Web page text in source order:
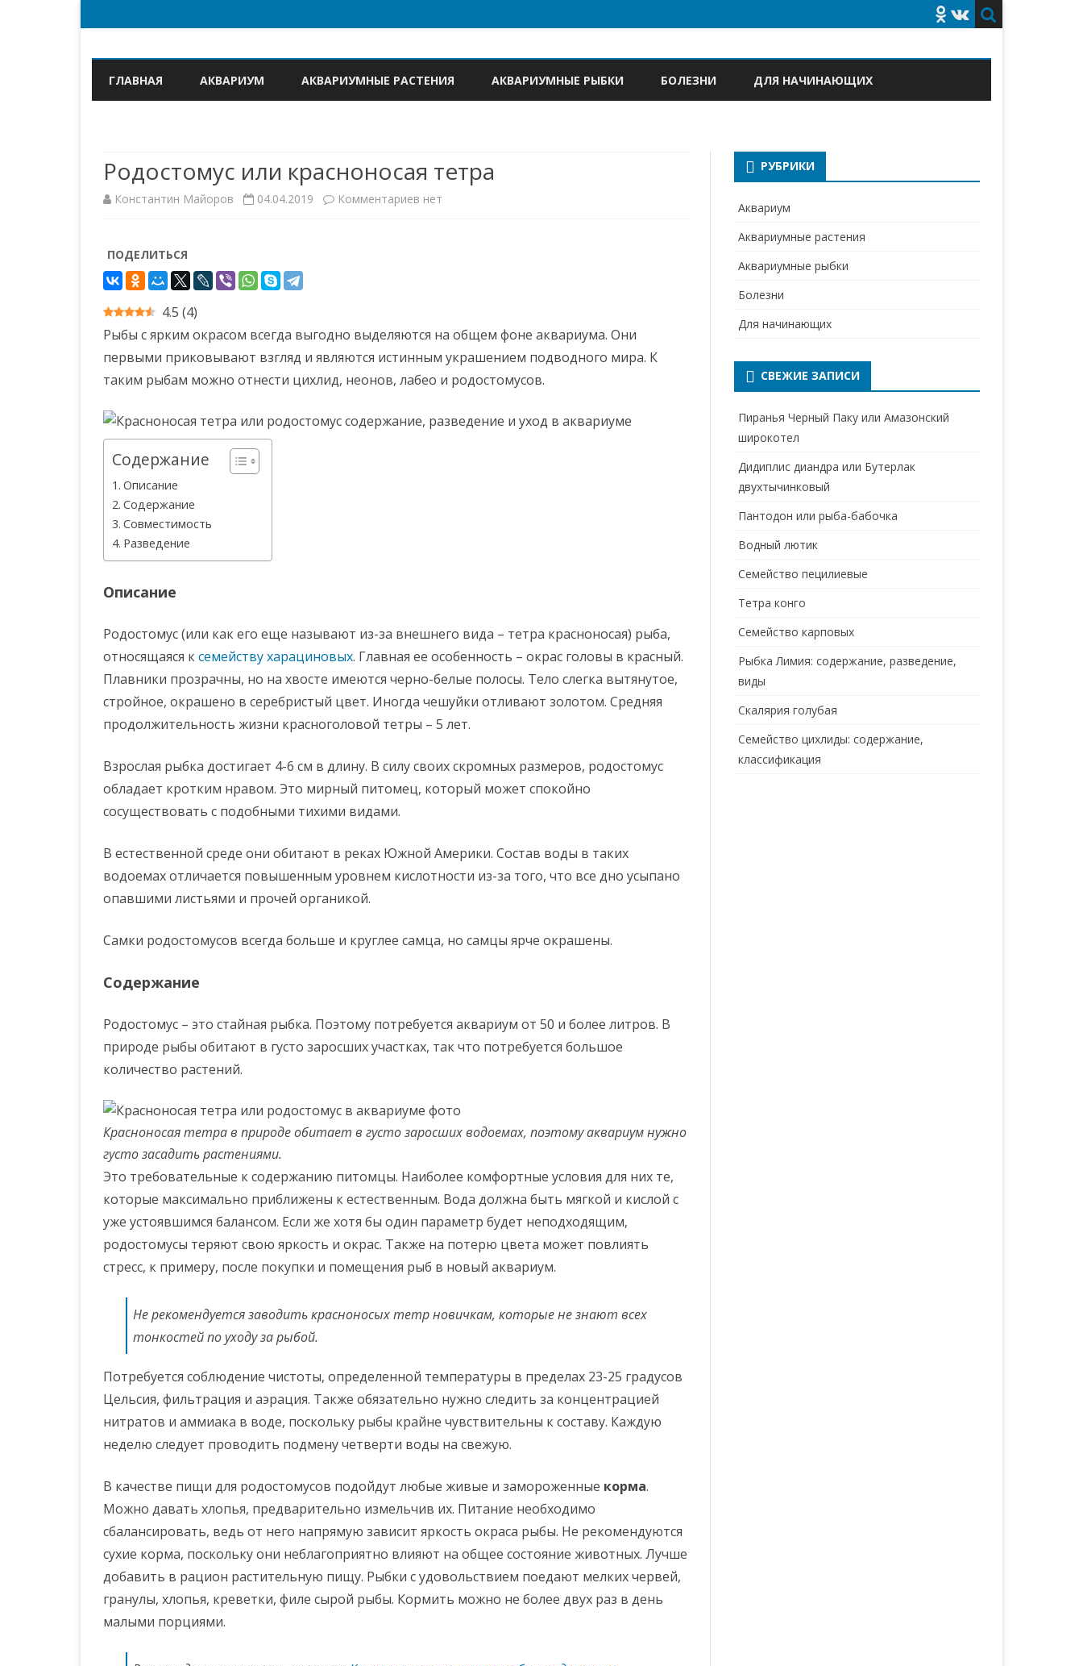
to
ГЛАВНАЯ АКВАРИУМ АКВАРИУМНЫЕ РАСТЕНИЯ АКВАРИУМНЫЕ РЫБКИ БОЛЕЗНИ ДЛЯ НАЧИНАЮЩИХ
Родостомус или красноносая тетра
Константин Майоров 04.04.2019 Комментариев к
тетра
нет
ПОДЕЛИТЬСЯ
4.5 (4)
Рыбы с ярким окрасом всегда выгодно выделяются на общем фоне аквариума. Они
первыми приковывают взгляд и являются истинным украшением подводного мира. К
таким рыбам можно отнести цихлид, неонов, лабео и родостомусов.
Содержание
Описание
Содержание
Совместимость
Разведение
Описание
Родостомус (или как его еще называют из-за внешнего вида – тетра красноносая) рыба,
относящаяся ксемейству харациновых. Главная ее особенность – окрас головы в красный.
Плавники прозрачны, но на хвосте имеются черно-белые полосы. Тело слегка вытянутое,
стройное, окрашено в серебристый цвет. Иногда чешуйки отливают золотом. Средняя
продолжительность жизни красноголовой тетры – 5 лет.
Взрослая рыбка достигает 4-6 см в длину. В силу своих скромных размеров, родостомус
обладает кротким нравом. Это мирный питомец, который может спокойно
сосуществовать с подобными тихими видами.
В естественной среде они обитают в реках Южной Америки. Состав воды в таких
водоемах отличается повышенным уровнем кислотности из-за того, что все дно усыпано
опавшими листьями и прочей органикой.
Самки родостомусов всегда больше и круглее самца, но самцы ярче окрашены.
Содержание
Родостомус – это стайная рыбка. Поэтому потребуется аквариум от 50 и более литров. В
природе рыбы обитают в густо заросших участках, так что потребуется большое
количество растений.
Красноносая тетра в природе обитает в густо заросших водоемах, поэтому аквариум нужно
густо засадить растениями.
Это требовательные к содержанию питомцы. Наиболее комфортные условия для них те,
которые максимально приближены к естественным. Вода должна быть мягкой и кислой с
уже устоявшимся балансом. Если же хотя бы один параметр будет неподходящим,
родостомусы теряют свою яркость и окрас. Также на потерю цвета может повлиять
стресс, к примеру, после покупки и помещения рыб в новый аквариум.
Не рекомендуется заводить красноносых тетр новичкам, которые не знают всех
тонкостей по уходу за рыбой.
Потребуется соблюдение чистоты, определенной температуры в пределах 23-25 градусов
Цельсия, фильтрация и аэрация. Также обязательно нужно следить за концентрацией
нитратов и аммиака в воде, поскольку рыбы крайне чувствительны к составу. Каждую
неделю следует проводить подмену четверти воды на свежую.
В качестве пищи для родостомусов подойдут любые живые и замороженные корма.
Можно давать хлопья, предварительно измельчив их. Питание необходимо
сбалансировать, ведь от него напрямую зависит яркость окраса рыбы. Не рекомендуются
сухие корма, поскольку они неблагоприятно влияют на общее состояние животных. Лучше
добавить в рацион растительную пищу. Рыбки с удовольствием поедают мелких червей,
гранулы, хлопья, креветки, филе сырой рыбы. Кормить можно не более двух раз в день
малыми порциями.
РУБРИКИ
Аквариум
Аквариумные растения
Аквариумные рыбки
Болезни
Для начинающих
СВЕЖИЕ ЗАПИСИ
Пиранья Черный Паку или Амазонский
широкотел
Дидиплис диандра или Бутерлак
двухтычинковый
Пантодон или рыба-бабочка
Водный лютик
Семейство пецилиевые
Тетра конго
Семейство карповых
Рыбка Лимия: содержание, разведение,
виды
Скалярия голубая
Семейство цихлиды: содержание,
классификация